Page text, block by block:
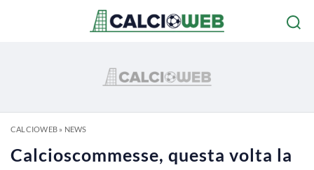
CALCIOWEB» NEWS
Calcioscommesse, questa volta la